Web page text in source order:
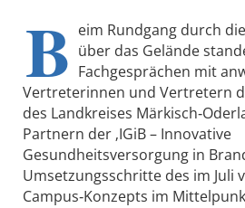
B eim Rundgang durch
über das Gelände
Fachgesprächen mit
Vertreterinnen und Vertretern
des Landkreises
Partnern der ‚IGiB – Innovative
Gesundheitsversorgung in
Umsetzungsschritte des im Juli
Campus‑Konzepts im